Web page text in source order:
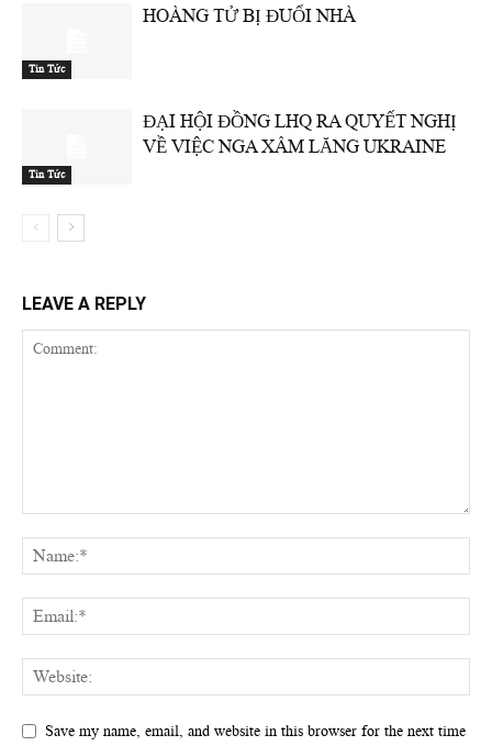
Tin Tức
HOÀNG TỬ BỊ ĐUỔI NHÀ
Tin Tức
ĐẠI HỘI ĐỒNG LHQ RA QUYẾT NGHỊ
VỀ VIỆC NGA XÂM LĂNG UKRAINE
LEAVE A REPLY
Save my name, email, and website in this browser for the next time